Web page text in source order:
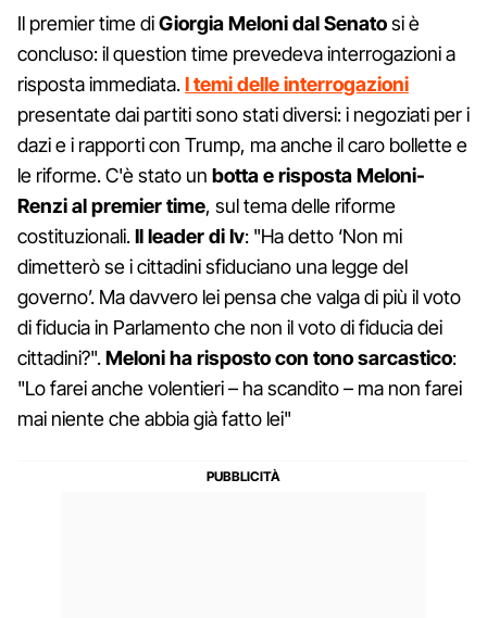
Il premier time diGiorgia Meloni dal Senatosi è
concluso: il question time prevedeva interrogazioni a
risposta immediata.I temi delle interrogazioni
presentate dai partiti sono stati diversi: i negoziati per i
dazi e i rapporti con Trump, ma anche il caro bollette e
le riforme. C'è stato un botta e risposta Meloni-
Renzi al premier time, sul tema delle riforme
costituzionali.Il leader di Iv: "Ha detto ‘Non mi
dimetterò se i cittadini sfiduciano una legge del
governo’. Ma davvero lei pensa che valga di più il voto
di fiducia in Parlamento che non il voto di fiducia dei
cittadini?".Meloni ha risposto con tono sarcastico:
"Lo farei anche volentieri – ha scandito – ma non farei
mai niente che abbia già fatto lei"